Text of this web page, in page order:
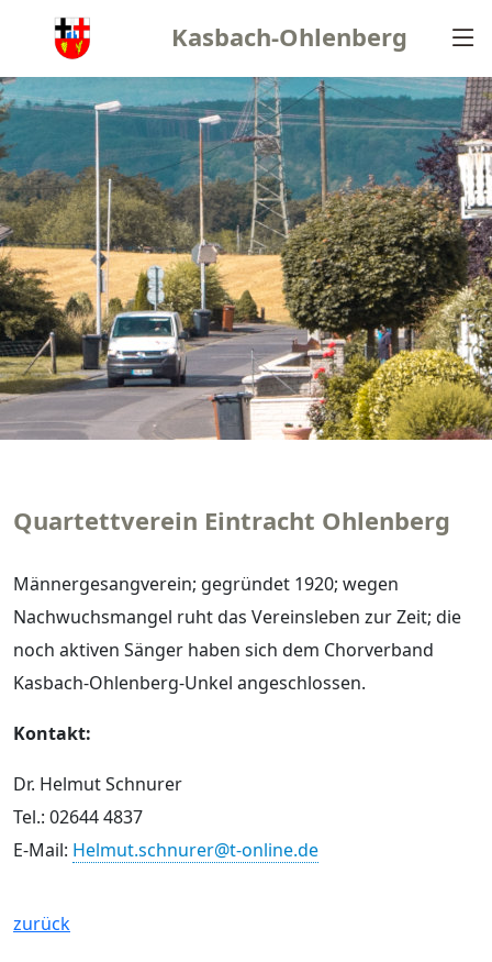
Kasbach-Ohlenberg
Quartettverein Eintracht Ohlenberg
Männergesangverein; gegründet 1920; wegen
Nachwuchsmangel ruht das Vereinsleben zur Zeit; die
noch aktiven Sänger haben sich dem Chorverband
Kasbach-Ohlenberg-Unkel angeschlossen.
Kontakt:
Dr. Helmut Schnurer
Tel.: 02644 4837
E-Mail: Helmut.schnurer@t-online.de
zurück